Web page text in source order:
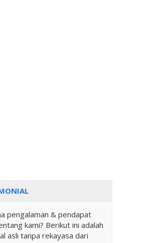
pengalaman & pendapat
kami? Berikut ini adalah
asli tanpa rekayasa dari